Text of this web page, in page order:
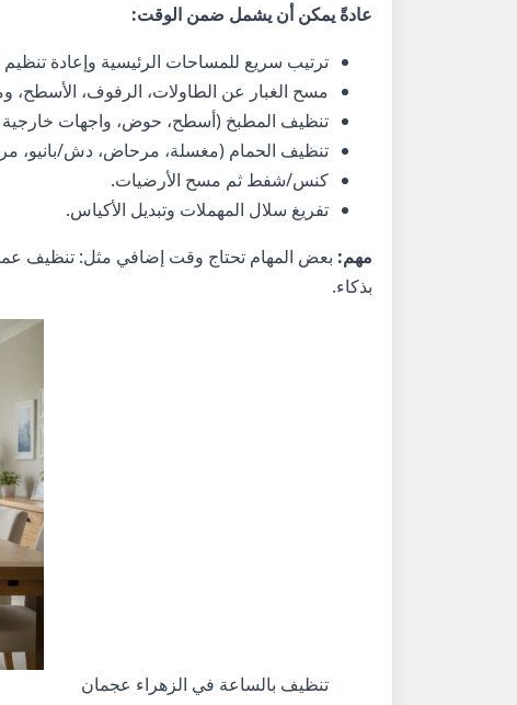
عادةً يمكن أن يشمل ضمن الوقت:
ترتيب سريع للمساحات الرئيسية وإعادة
مسح الغبار عن الطاولات، الرفوف، الأسطح،
تنظيف المطبخ (أسطح، حوض، واجهات
تنظيف الحمام (مغسلة، مرحاض، دش/بانيو،
كنس/شفط ثم مسح الأرضيات.
تفريغ سلال المهملات وتبديل الأكياس.
مهم: بعض المهام تحتاج وقت إضافي مثل: تنظيف
بذكاء.
تنظيف بالساعة في الزهراء عجمان